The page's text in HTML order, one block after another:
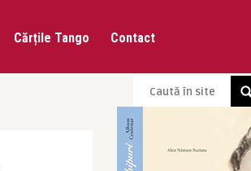
Cărțile Tango Contact